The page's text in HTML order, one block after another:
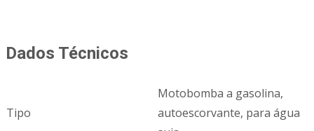
Dados Técnicos
Tipo
Motobomba a gasolina,
autoescorvante, para água